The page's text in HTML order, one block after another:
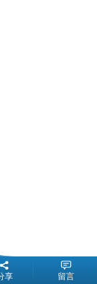
享 留言